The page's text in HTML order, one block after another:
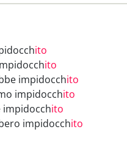
ito
ito
impidocchito
impidocchito
impidocchito
impidocchito